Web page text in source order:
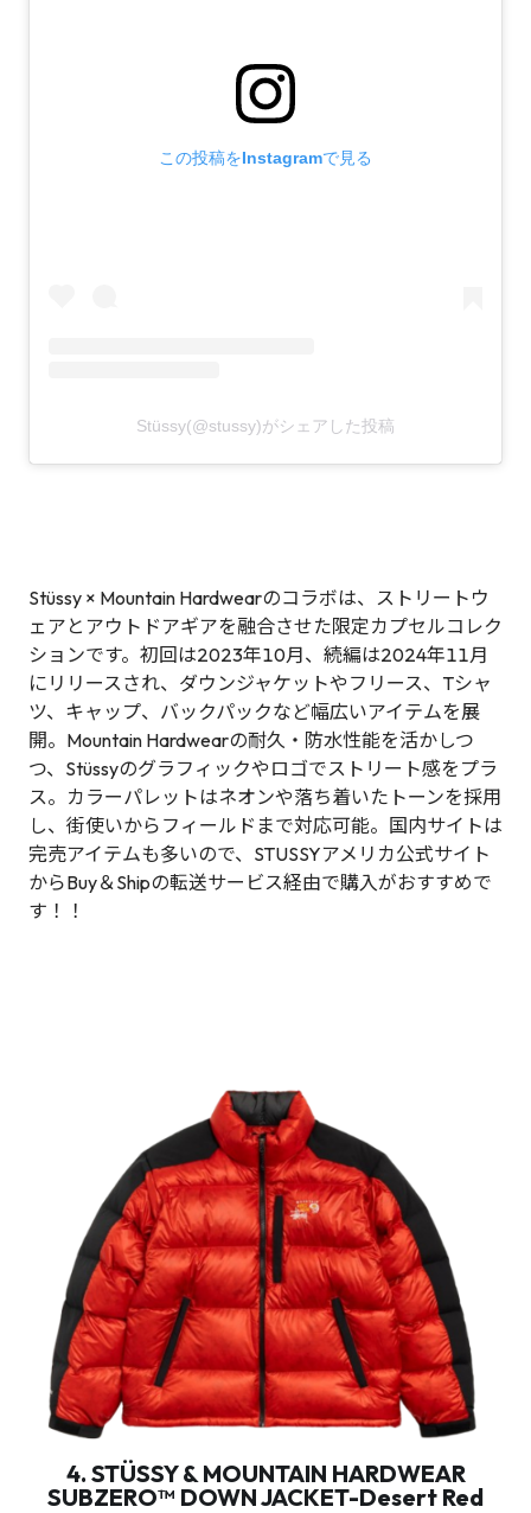
この投稿をInstagramで見る
Stüssy(@stussy)がシェアした投稿
Stüssy × Mountain Hardwearのコラボは、ストリートウ
ェアとアウトドアギアを融合させた限定カプセルコレク
ションです。初回は2023年10月、続編は2024年11月
にリリースされ、ダウンジャケットやフリース、Tシャ
ツ、キャップ、バックパックなど幅広いアイテムを展
開。Mountain Hardwearの耐久・防水性能を活かしつ
つ、Stüssyのグラフィックやロゴでストリート感をプラ
ス。カラーパレットはネオンや落ち着いたトーンを採用
し、街使いからフィールドまで対応可能。国内サイトは
完売アイテムも多いので、STUSSYアメリカ公式サイト
からBuy＆Shipの転送サービス経由で購入がおすすめで
す！！
4. STÜSSY & MOUNTAIN HARDWEAR
SUBZERO™ DOWN JACKET-Desert Red